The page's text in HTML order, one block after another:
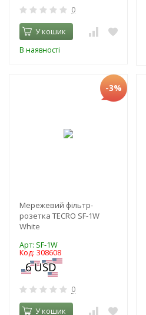
0
У кошик
В наявності
-3%
Мережевий фільтр-
розетка TECRO SF-1W
White
Арт: SF-1W
Код: 308608
0
У кошик